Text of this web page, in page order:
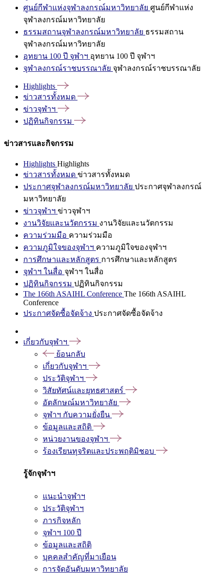
ศูนย์กีฬาแห่งจุฬาลงกรณ์มหาวิทยาลัย ศูนย์กีฬาแห่ง
จุฬาลงกรณ์มหาวิทยาลัย
ธรรมสถานจุฬาลงกรณ์มหาวิทยาลัย ธรรมสถาน
จุฬาลงกรณ์มหาวิทยาลัย
อุทยาน 100 ปี จุฬาฯ อุทยาน 100 ปี จุฬาฯ
จุฬาลงกรณ์ราชบรรณาลัย จุฬาลงกรณ์ราชบรรณาลัย
Highlights
ข่าวสารทั้งหมด
ข่าวจุฬาฯ
ปฏิทินกิจกรรม
ข่าวสารและกิจกรรม
Highlights Highlights
ข่าวสารทั้งหมด ข่าวสารทั้งหมด
ประกาศจุฬาลงกรณ์มหาวิทยาลัย ประกาศจุฬาลงกรณ์
มหาวิทยาลัย
ข่าวจุฬาฯ ข่าวจุฬาฯ
งานวิจัยและนวัตกรรม งานวิจัยและนวัตกรรม
ความร่วมมือ ความร่วมมือ
ความภูมิใจของจุฬาฯ ความภูมิใจของจุฬาฯ
การศึกษาและหลักสูตร การศึกษาและหลักสูตร
จุฬาฯ ในสื่อ จุฬาฯ ในสื่อ
ปฏิทินกิจกรรม ปฏิทินกิจกรรม
The 166th ASAIHL Conference The 166th ASAIHL
Conference
ประกาศจัดซื้อจัดจ้าง ประกาศจัดซื้อจัดจ้าง
เกี่ยวกับจุฬาฯ
ย้อนกลับ
เกี่ยวกับจุฬาฯ
ประวัติจุฬาฯ
วิสัยทัศน์และยุทธศาสตร์
อัตลักษณ์มหาวิทยาลัย
จุฬาฯ กับความยั่งยืน
ข้อมูลและสถิติ
หน่วยงานของจุฬาฯ
ร้องเรียนทุจริตและประพฤติมิชอบ
รู้จักจุฬาฯ
แนะนำจุฬาฯ
ประวัติจุฬาฯ
ภารกิจหลัก
จุฬาฯ 100 ปี
ข้อมูลและสถิติ
บุคคลสำคัญที่มาเยือน
การจัดอันดับมหาวิทยาลัย